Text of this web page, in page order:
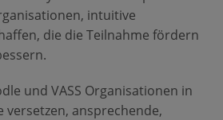
intuitive
die die Teilnahme fördern
und VASS Organisationen in
versetzen, ansprechende,